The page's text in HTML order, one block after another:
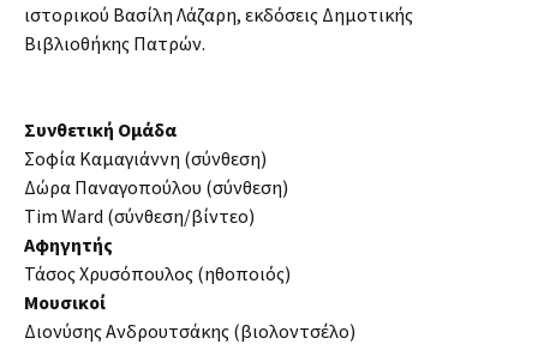
ιστορικού Βασίλη Λάζαρη, εκδόσεις Δημοτικής
Βιβλιοθήκης Πατρών.
Συνθετική Ομάδα
Σοφία Καμαγιάννη (σύνθεση)
Δώρα Παναγοπούλου (σύνθεση)
Tim Ward (σύνθεση/βίντεο)
Αφηγητής
Τάσος Χρυσόπουλος (ηθοποιός)
Μουσικοί
Διονύσης Ανδρουτσάκης (βιολοντσέλο)